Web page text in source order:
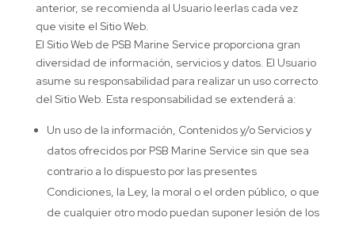
anterior, se recomienda al Usuario leerlas cada vez
que visite el Sitio Web.
El Sitio Web de PSB Marine Service proporciona gran
diversidad de información, servicios y datos. El Usuario
asume su responsabilidad para realizar un uso correcto
del Sitio Web. Esta responsabilidad se extenderá a:
Un uso de la información, Contenidos y/o Servicios y
datos ofrecidos por PSB Marine Service sin que sea
contrario a lo dispuesto por las presentes
Condiciones, la Ley, la moral o el orden público, o que
de cualquier otro modo puedan suponer lesión de los